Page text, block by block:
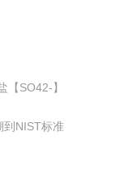
SO42-】
到NIST标准